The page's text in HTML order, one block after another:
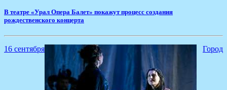
​В театре «Урал Опера Балет» покажут процесс создания
рождественского концерта
16 сентября Город